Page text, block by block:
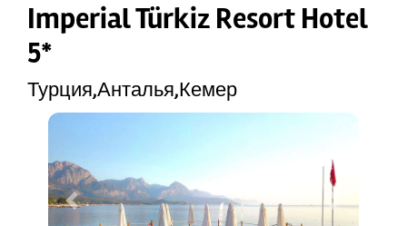
Imperial Türkiz Resort Hotel
5*
Турция,Анталья,Кемер
Previous Next